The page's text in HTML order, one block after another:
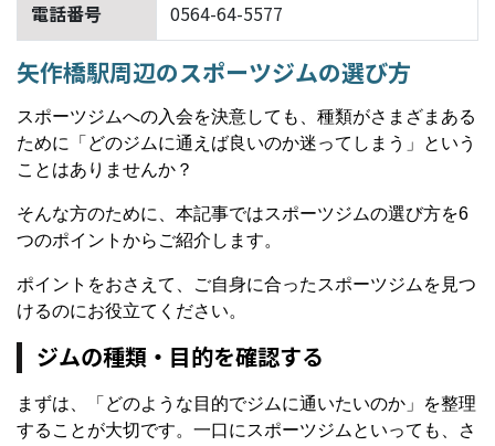
電話番号 0564-64-5577
矢作橋駅周辺のスポーツジムの選び方
スポーツジムへの入会を決意しても、種類がさまざまある
ために「どのジムに通えば良いのか迷ってしまう」という
ことはありませんか？
そんな方のために、本記事ではスポーツジムの選び方を6
つのポイントからご紹介します。
ポイントをおさえて、ご自身に合ったスポーツジムを見つ
けるのにお役立てください。
ジムの種類・目的を確認する
まずは、「どのような目的でジムに通いたいのか」を整理
することが大切です。一口にスポーツジムといっても、さ